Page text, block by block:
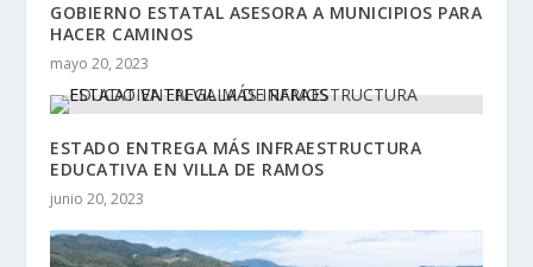
GOBIERNO ESTATAL ASESORA A MUNICIPIOS PARA
HACER CAMINOS
mayo 20, 2023
ESTADO ENTREGA MÁS INFRAESTRUCTURA
EDUCATIVA EN VILLA DE RAMOS
junio 20, 2023